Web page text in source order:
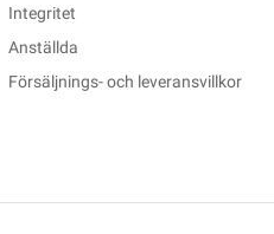
Integritet
Anställda
Försäljnings- och leveransvillkor